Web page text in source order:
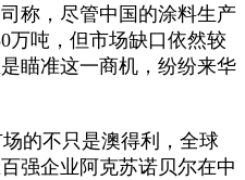
称，尽管中国的涂料生产
万吨，但市场缺口依然较
瞄准这一商机，纷纷来华
的不只是澳得利，全球
强企业阿克苏诺贝尔在中